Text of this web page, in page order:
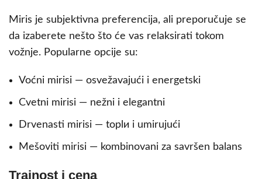
Miris je subjektivna preferencija, ali preporučuјe se
da izaberete nešto što će vas relaksirati tokom
vožnje. Popularne opcije su:
Voćni mirisi — osvežavajući i energetski
Cvetni mirisi — nežni i elegantni
Drvenasti mirisi — toplи i umirujući
Mešoviti mirisi — kombinovani za savršen balans
Trajnost i cena